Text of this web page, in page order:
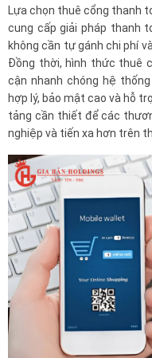
Lựa chọn thuê cổng thanh
cung cấp giải pháp thanh
không cần tự gánh chi phí
Đồng thời, hình thức thuê
cận nhanh chóng hệ
hợp lý, bảo mật cao và hỗ
tảng cần thiết để các
nghiệp và tiến xa hơn trên